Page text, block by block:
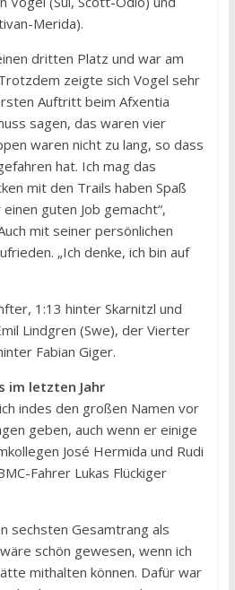
Merida).
dritten Platz und war am
zeigte sich Vogel sehr
Auftritt beim Afxentia
sagen, das waren vier
waren nicht zu lang, so dass
hat. Ich mag das
mit den Trails haben Spaß
guten Job gemacht“,
mit seiner persönlichen
„Ich denke, ich bin auf
1:13 hinter Skarnitzl und
Lindgren (Swe), der Vierter
Fabian Giger.
im letzten Jahr
indes den großen Namen vor
geben, auch wenn er einige
José Hermida und Rudi
Fahrer Lukas Flückiger
sechsten Gesamtrang als
schön gewesen, wenn ich
mithalten können. Dafür war